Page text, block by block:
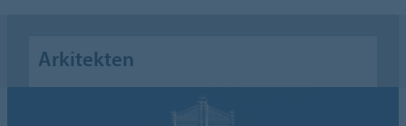
Arkitekten